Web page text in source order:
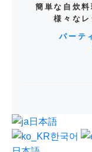
簡単な自炊
様々なレ
パーテ
日本語
한국어